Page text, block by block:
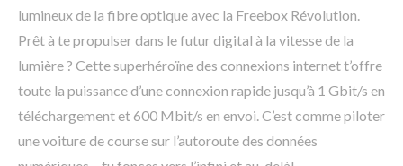
lumineux de la fibre optique avec la Freebox Révolution.
Prêt à te propulser dans le futur digital à la vitesse de la
lumière ? Cette superhéroïne des connexions internet t’offre
toute la puissance d’une connexion rapide jusqu’à 1 Gbit/s en
téléchargement et 600 Mbit/s en envoi. C’est comme piloter
une voiture de course sur l’autoroute des données